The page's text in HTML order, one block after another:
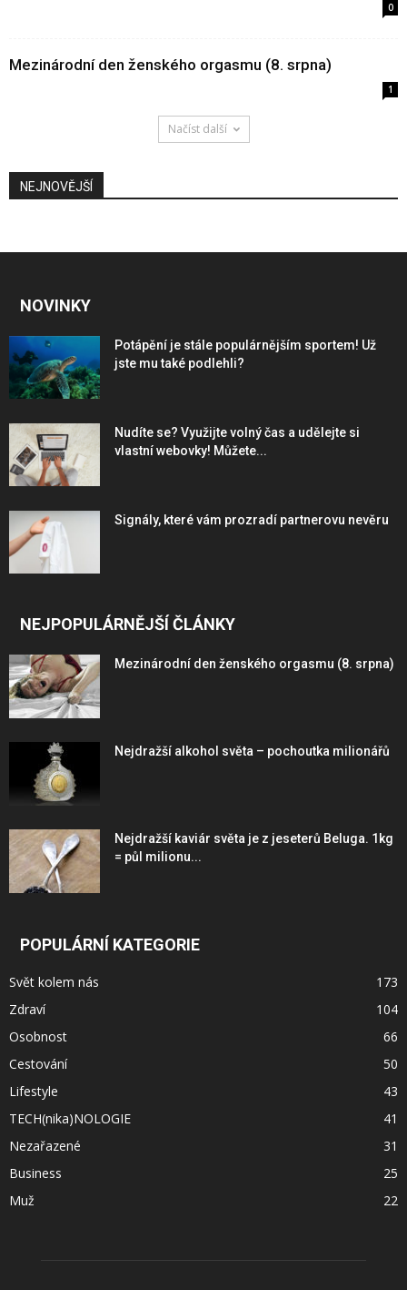
0
Mezinárodní den ženského orgasmu (8. srpna)
1
Načíst další
NEJNOVĚJŠÍ
NOVINKY
Potápění je stále populárnějším sportem! Už
jste mu také podlehli?
Nudíte se? Využijte volný čas a udělejte si
vlastní webovky! Můžete...
Signály, které vám prozradí partnerovu nevěru
NEJPOPULÁRNĚJŠÍ ČLÁNKY
Mezinárodní den ženského orgasmu (8. srpna)
Nejdražší alkohol světa – pochoutka milionářů
Nejdražší kaviár světa je z jeseterů Beluga. 1kg
= půl milionu...
POPULÁRNÍ KATEGORIE
Svět kolem nás
173
Zdraví
104
Osobnost
66
Cestování
50
Lifestyle
43
TECH(nika)NOLOGIE
41
Nezařazené
31
Business
25
Muž
22